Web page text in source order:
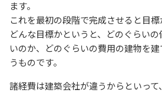
ます。
これを最初の段階で完成させると目標
どんな目標かというと、どのぐらい
いのか、どのぐらいの費用の建物を
うものです。
諸経費は建築会社が違うからといっ